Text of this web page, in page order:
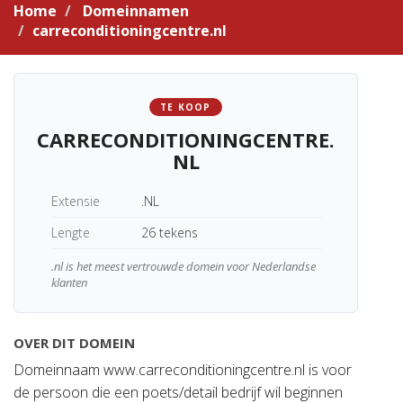
t
i
Home
Domeinnamen
carreconditioningcentre.nl
TE KOOP
CARRECONDITIONINGCENTRE.
NL
Extensie
.NL
Lengte
26 tekens
.nl is het meest vertrouwde domein voor Nederlandse
klanten
OVER DIT DOMEIN
Domeinnaam www.carreconditioningcentre.nl is voor
de persoon die een poets/detail bedrijf wil beginnen